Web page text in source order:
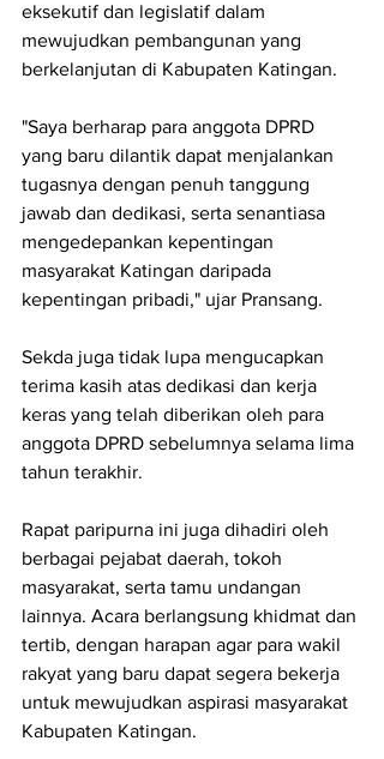
eksekutif dan legislatif dalam
mewujudkan pembangunan yang
berkelanjutan di Kabupaten Katingan.
"Saya berharap para anggota DPRD
yang baru dilantik dapat menjalankan
tugasnya dengan penuh tanggung
jawab dan dedikasi, serta senantiasa
mengedepankan kepentingan
masyarakat Katingan daripada
kepentingan pribadi," ujar Pransang.
Sekda juga tidak lupa mengucapkan
terima kasih atas dedikasi dan kerja
keras yang telah diberikan oleh para
anggota DPRD sebelumnya selama lima
tahun terakhir.
Rapat paripurna ini juga dihadiri oleh
berbagai pejabat daerah, tokoh
masyarakat, serta tamu undangan
lainnya. Acara berlangsung khidmat dan
tertib, dengan harapan agar para wakil
rakyat yang baru dapat segera bekerja
untuk mewujudkan aspirasi masyarakat
Kabupaten Katingan.